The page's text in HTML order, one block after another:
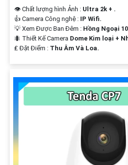
👁 Chất lượng hình Ảnh : Ultra 2k + .
👍 Camera Công nghệ : IP Wifi.
💡 Xem Được Ban Đêm : Hồng Ngoại
🐜 Thiết Kế Camera Dome Kim loại +
️₤ Đặt Điểm : Thu Âm Và Loa.